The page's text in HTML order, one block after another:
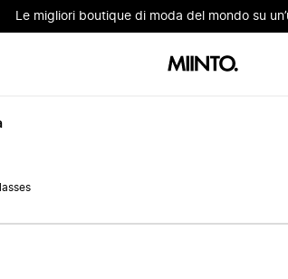
Le migliori boutique di moda del mondo su